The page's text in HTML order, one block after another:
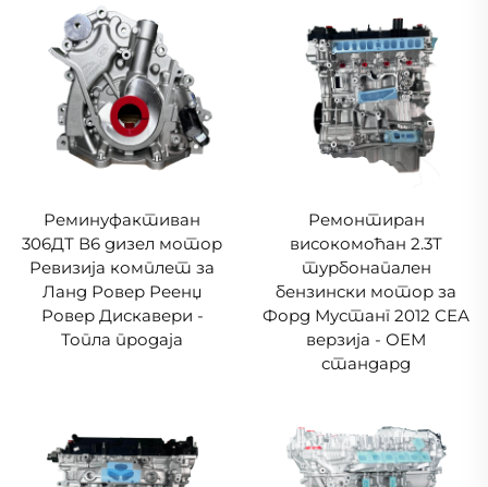
Реминуфактиван
306ДТ В6 дизел мотор
Ревизија комплет за
Ланд Ровер Реенџ
Ровер Дискавери -
Топла продаја
Ремонтиран
високомоћан 2.3Т
турбонапален
бензински мотор за
Форд Мустанг 2012 СЕА
верзија - ОЕМ
стандард